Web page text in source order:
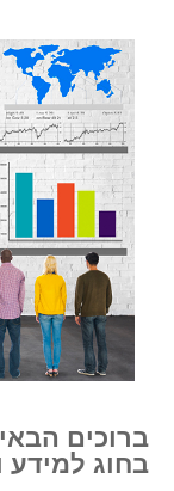
ברוכים
בחוג למידע